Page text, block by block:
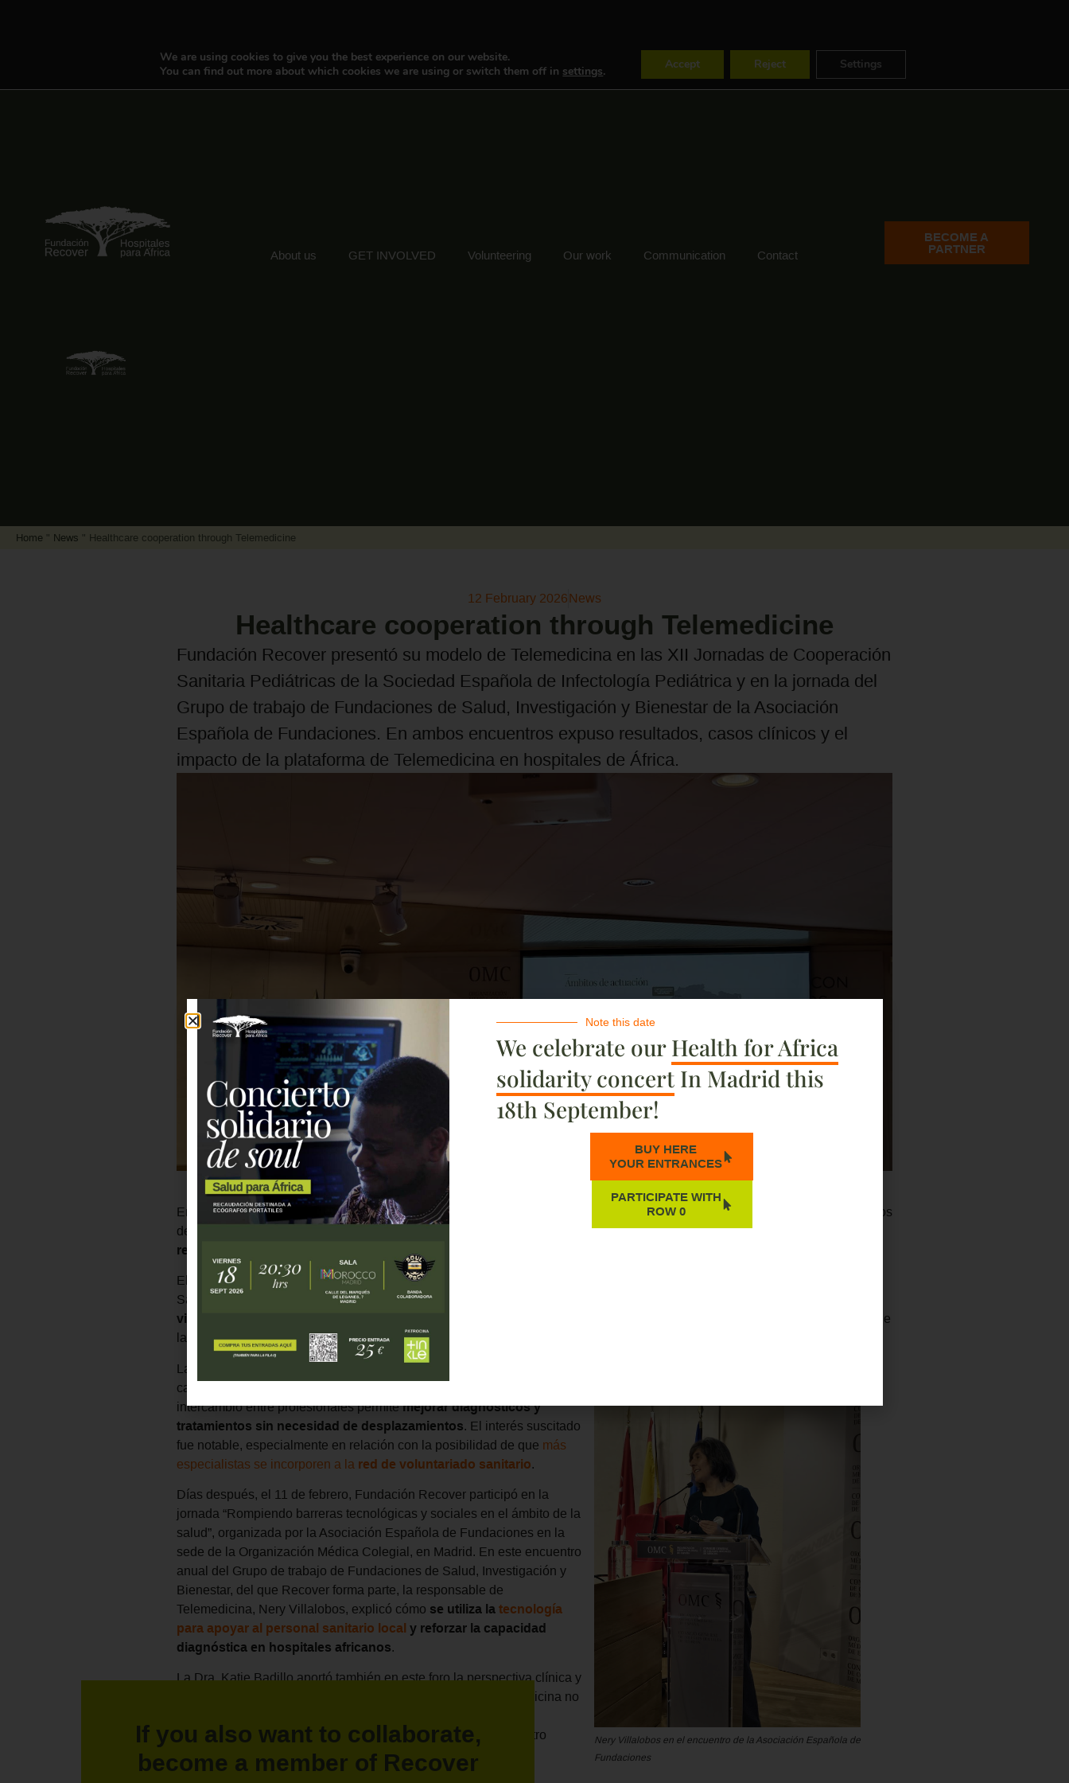
About us GET INVOLVED Volunteering Our work Communication Contact
BECOME A
PARTNER
Home " News " Healthcare cooperation through Telemedicine
12 February 2026News
Healthcare cooperation through Telemedicine
Fundación Recover presentó su modelo de Telemedicina en las XII Jornadas de Cooperación
Sanitaria Pediátricas de la Sociedad Española de Infectología Pediátrica y en la jornada del
Grupo de trabajo de Fundaciones de Salud, Investigación y Bienestar de la Asociación
Española de Fundaciones. En ambos encuentros expuso resultados, casos clínicos y el
impacto de la plataforma de Telemedicina en hospitales de África.
En febrero, Fundación Recover ha compartido su experiencia en cooperación sanitaria basada en la Telemedicina en dos foros
de referencia del ámbito pediátrico y fundacional, poniendo el foco en el
impacto real de este modelo en contextos con
recursos limitados
El 7 de febrero, la directora general de Fundación Recover, Marta Marañón, participó en las XII Jornadas de Cooperación
Sanitaria Pediátricas organizadas por la Sociedad Española de Infectología Pediátrica. Durante su intervención, expuso la
visión estratégica de la organización y los resultados de su modelo de cooperación
, con especial atención a los datos de
la comunidad de Pediatría dentro de la plataforma de Telemedicina.
Nery Villalobos en el encuentro de la Asociación Española de
Fundaciones
La Dra. Katie Badillo complementó la ponencia con la presentación de
casos clínicos resueltos a través de la plataforma, mostrando cómo el
intercambio entre profesionales permitemejorar diagnósticos y
tratamientos sin necesidad de desplazamientos. El interés suscitado
fue notable, especialmente en relación con la posibilidad de que más
especialistas se incorporen a la red de voluntariado sanitario.
Días después, el 11 de febrero, Fundación Recover participó en la
jornada “Rompiendo barreras tecnológicas y sociales en el ámbito de la
salud”, organizada por la Asociación Española de Fundaciones en la
sede de la Organización Médica Colegial, en Madrid. En este encuentro
anual del Grupo de trabajo de Fundaciones de Salud, Investigación y
Bienestar, del que Recover forma parte, la responsable de
Telemedicina, Nery Villalobos, explicó cómo se utiliza la tecnología
para apoyar al personal sanitario local y reforzar la capacidad
diagnóstica en hospitales africanos.
La Dra. Katie Badillo aportó también en este foro la perspectiva clínica y
su experiencia como voluntaria, evidenciando cómo la Telemedicina no
conocimiento compartido al servicio de pacientes
que, de otro
modo, tendrían un acceso muy limitado a especialistas.
If you also want to collaborate,
become a member of Recover
We are using cookies to give you the best experience on our website.
You can find out more about which cookies we are using or switch them off in settings. Accept Reject Settings
Note this date
We celebrate ourHealth for Africa
solidarity concertIn Madrid this
18th September!
BUY HERE
YOUR ENTRANCES
PARTICIPATE WITH
ROW 0